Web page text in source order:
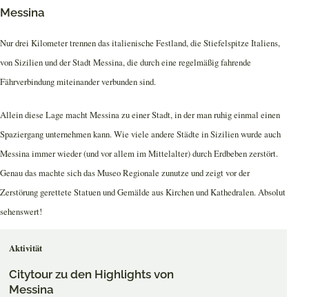
Messina
Nur drei Kilometer trennen das italienische Festland, die Stiefelspitze Italiens,
von Sizilien und der Stadt Messina, die durch eine regelmäßig fahrende
Fährverbindung miteinander verbunden sind.
Allein diese Lage macht Messina zu einer Stadt, in der man ruhig einmal einen
Spaziergang unternehmen kann. Wie viele andere Städte in Sizilien wurde auch
Messina immer wieder (und vor allem im Mittelalter) durch Erdbeben zerstört.
Genau das machte sich das Museo Regionale zunutze und zeigt vor der
Zerstörung gerettete Statuen und Gemälde aus Kirchen und Kathedralen. Absolut
sehenswert!
Aktivität
Citytour zu den Highlights von
Messina